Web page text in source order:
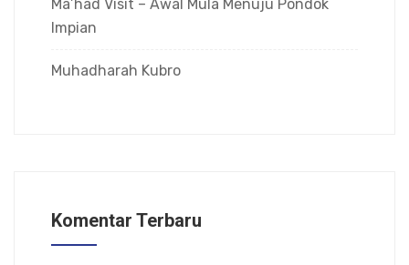
Ma’had Visit – Awal Mula Menuju Pondok
Impian
Muhadharah Kubro
Komentar Terbaru